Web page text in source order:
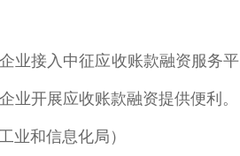
接入中征应收账款融资服务平
业开展应收账款融资提供便利
业和信息化局）